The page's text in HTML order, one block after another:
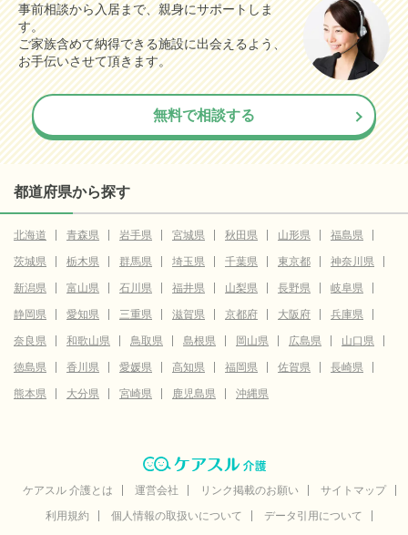
事前相談から入居まで、親身にサポートしま
す。
ご家族含めて納得できる施設に出会えるよう、
お手伝いさせて頂きます。
無料で相談する
都道府県から探す
北海道 青森県 岩手県 宮城県 秋田県 山形県
福島県
茨城県
栃木県 群馬県 埼玉県 千葉県 東京都
神奈川県
新潟県
富山県 石川県 福井県 山梨県 長野県
岐阜県
静岡県
愛知県 三重県 滋賀県 京都府 大阪府
兵庫県
奈良県
和歌山県 鳥取県 島根県 岡山県 広島県
山口県
徳島県
香川県 愛媛県 高知県 福岡県 佐賀県
長崎県
熊本県
大分県 宮崎県 鹿児島県 沖縄県
ケアスル 介護とは 運営会社 リンク掲載のお願い
サイトマップ
利用規約
個人情報の取扱いについて
データ引用について